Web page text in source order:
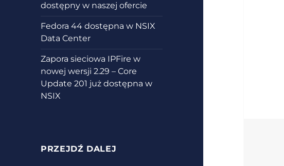
dostępny w naszej ofercie
Fedora 44 dostępna w NSIX
Data Center
Zapora sieciowa IPFire w
nowej wersji 2.29 – Core
Update 201 już dostępna w
NSIX
PRZEJDŹ DALEJ